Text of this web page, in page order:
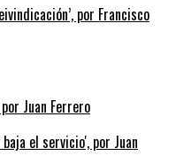
por Francisco
Juan Ferrero